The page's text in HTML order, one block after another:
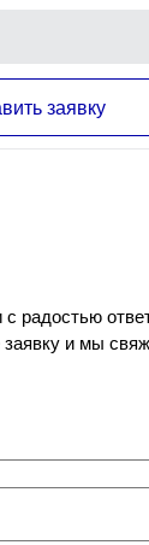
заявку
радостью
и мы